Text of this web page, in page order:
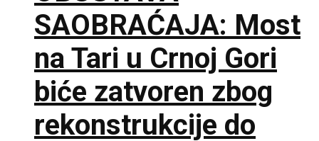
SAOBRAĆAJA: Most
na Tari u Crnoj Gori
biće zatvoren zbog
rekonstrukcije do